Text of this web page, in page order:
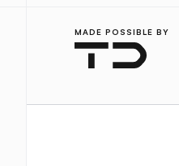
MADE POSSIBLE BY